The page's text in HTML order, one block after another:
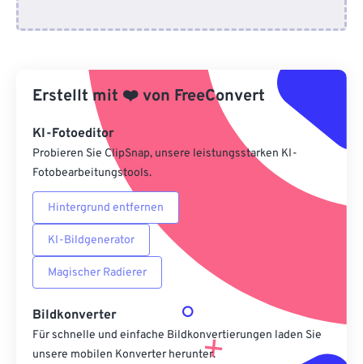
Von URL
Erstellt mit ❤️von FreeConvert
KI-Fotoeditor
Probieren Sie ClipSnap, unsere leistungsstarken KI-
Fotobearbeitungstools.
Hintergrund entfernen
KI-Bildgenerator
Magischer Radierer
Bildkonverter
Für schnelle und einfache Bildkonvertierungen laden Sie
unsere mobilen Konverter herunter.